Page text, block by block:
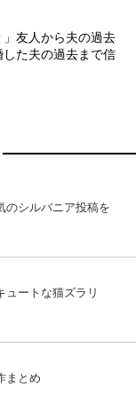
」友人から夫の過去
た夫の過去まで信
のシルバニア投稿を
ートな猫ズラリ
まとめ